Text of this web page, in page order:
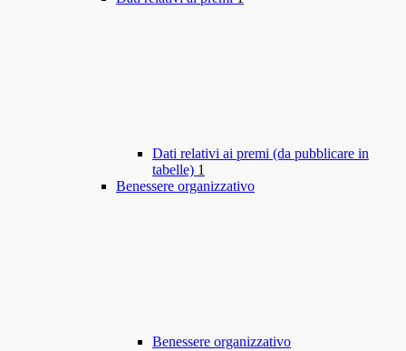
Dati relativi ai premi (da pubblicare in
tabelle) 1
Benessere organizzativo
Benessere organizzativo